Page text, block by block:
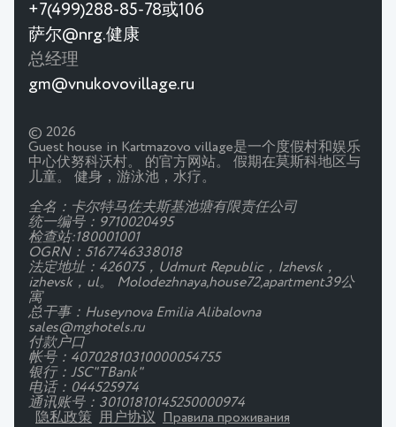
+7(499)288-85-78或106
萨尔@nrg.健康
总经理
gm@vnukovovillage.ru
© 2026
Guest house in Kartmazovo village是一个度假村和娱乐
中心伏努科沃村。 的官方网站。 假期在莫斯科地区与
儿童。 健身，游泳池，水疗。
全名：卡尔特马佐夫斯基池塘有限责任公司
统一编号：9710020495
检查站:180001001
OGRN：5167746338018
法定地址：426075，Udmurt Republic，Izhevsk，
izhevsk，ul。 Molodezhnaya,house72,apartment39公
寓
总干事：Huseynova Emilia Alibalovna
sales@mghotels.ru
付款户口
帐号：40702810310000054755
银行：JSC"TBank"
电话：044525974
通讯账号：30101810145250000974
隐私政策
用户协议 Правила проживания